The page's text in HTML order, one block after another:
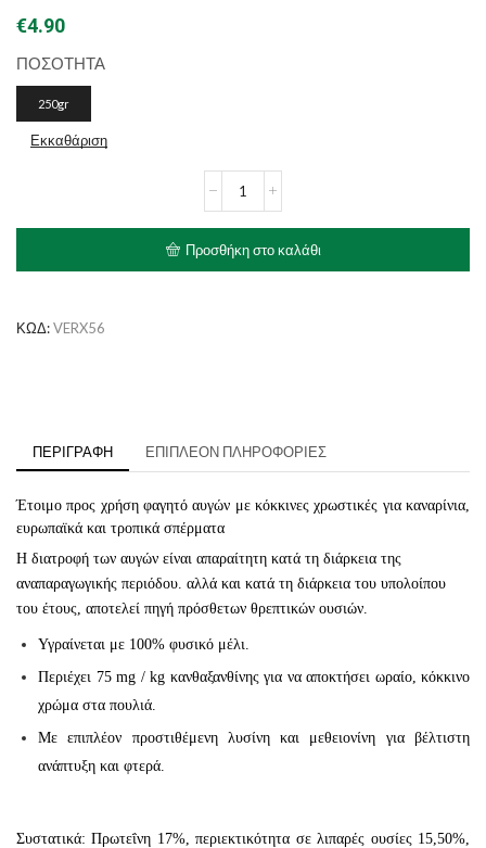
€4.90
ΠΟΣΟΤΗΤΑ
250gr
Εκκαθάριση
Patee
Red
Προσθήκη στο καλάθι
ΚΩΔ:VERX56
ΠΕΡΙΓΡΑΦΉ ΕΠΙΠΛΈΟΝ ΠΛΗΡΟΦΟΡΊΕΣ
Έτοιμο προς χρήση φαγητό αυγών με κόκκινες χρωστικές για καναρίνια,
ευρωπαϊκά και τροπικά σπέρματα
Η διατροφή των αυγών είναι απαραίτητη κατά τη διάρκεια της
αναπαραγωγικής περιόδου. αλλά και κατά τη διάρκεια του υπολοίπου
του έτους, αποτελεί πηγή πρόσθετων θρεπτικών ουσιών.
Υγραίνεται με 100% φυσικό μέλι.
Περιέχει 75 mg / kg κανθαξανθίνης για να αποκτήσει ωραίο, κόκκινο
χρώμα στα πουλιά.
Με επιπλέον προστιθέμενη λυσίνη και μεθειονίνη για βέλτιστη
ανάπτυξη και φτερά.
Συστατικά: Πρωτεΐνη 17%, περιεκτικότητα σε λιπαρές ουσίες 15,50%,